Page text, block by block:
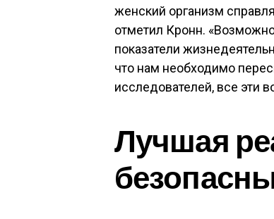
женский организм
отметил Кронн.
показатели
что нам необходимо
исследователей, все эти
Лучшая